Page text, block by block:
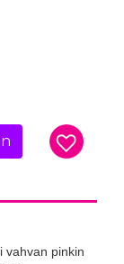
vahvan pinkin